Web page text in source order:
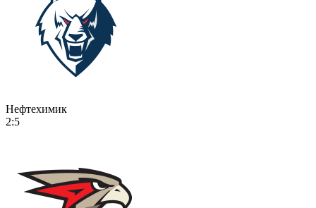
Нефтехимик
2:5